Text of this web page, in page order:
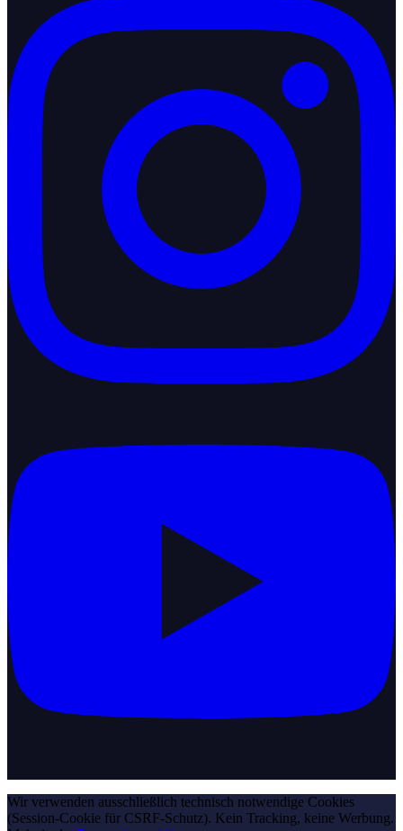
Wir verwenden ausschließlich technisch notwendige Cookies
(Session-Cookie für CSRF-Schutz). Kein Tracking, keine Werbung.